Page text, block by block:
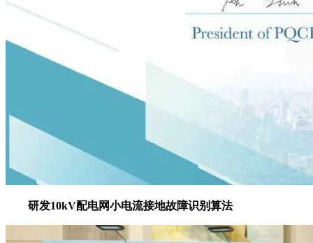
研发10kV配电网小电流接地故障识别算法